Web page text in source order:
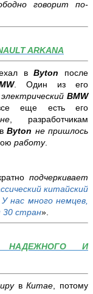
говорит
по-
ARKANA
вByton после
. Один из его
электрическийBMW
еще есть его
, разработчикам
Byton не пришлось
работу.
подчеркивает
китайский
нас много немцев,
30 стран».
НАДЕЖНОГО И
вКитае , потому